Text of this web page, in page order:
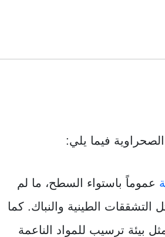
فيما يلي:
عموماً باستواء السطح، ما لم
الطينية والنباك. كما
بيئة ترسيب للمواد الناعمة